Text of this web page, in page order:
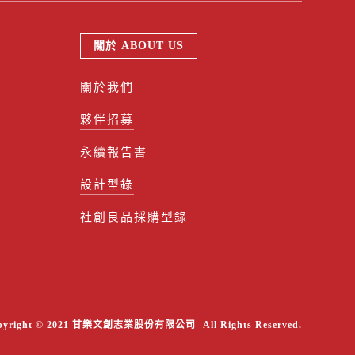
關於 ABOUT US
關於我們
夥伴招募
永續報告書
設計型錄
社創良品採購型錄
© 2021 甘樂文創志業股份有限公司- All Rights Reserved.